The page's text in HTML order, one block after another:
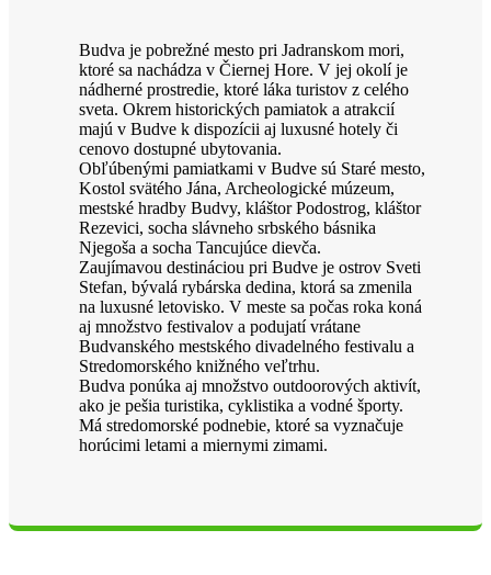
Budva je pobrežné mesto pri Jadranskom mori,
ktoré sa nachádza v Čiernej Hore. V jej okolí je
nádherné prostredie, ktoré láka turistov z celého
sveta. Okrem historických pamiatok a atrakcií
majú v Budve k dispozícii aj luxusné hotely či
cenovo dostupné ubytovania.
Obľúbenými pamiatkami v Budve sú Staré mesto,
Kostol svätého Jána, Archeologické múzeum,
mestské hradby Budvy, kláštor Podostrog, kláštor
Rezevici, socha slávneho srbského básnika
Njegoša a socha Tancujúce dievča.
Zaujímavou destináciou pri Budve je ostrov Sveti
Stefan, bývalá rybárska dedina, ktorá sa zmenila
na luxusné letovisko. V meste sa počas roka koná
aj množstvo festivalov a podujatí vrátane
Budvanského mestského divadelného festivalu a
Stredomorského knižného veľtrhu.
Budva ponúka aj množstvo outdoorových aktivít,
ako je pešia turistika, cyklistika a vodné športy.
Má stredomorské podnebie, ktoré sa vyznačuje
horúcimi letami a miernymi zimami.